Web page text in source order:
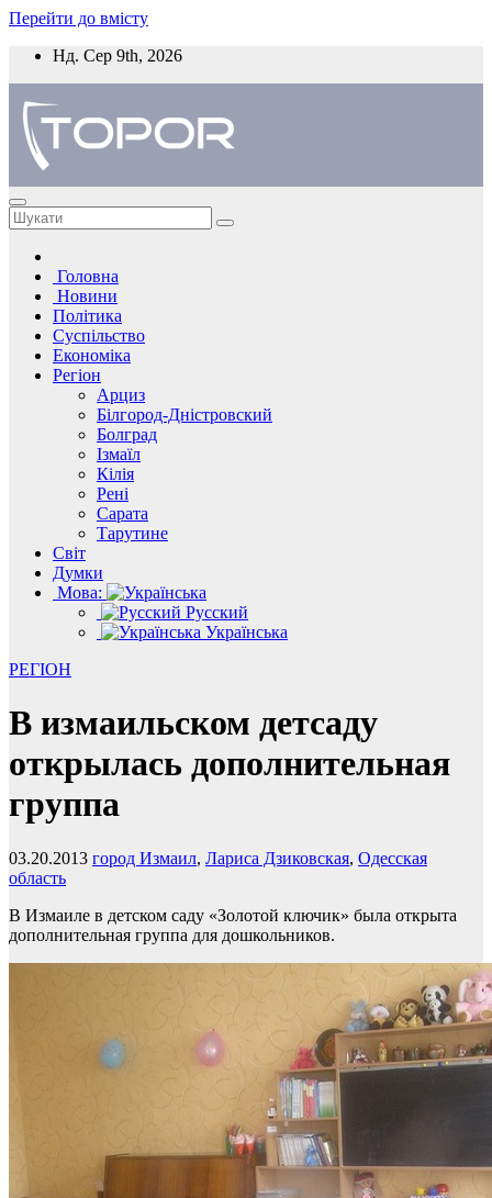
Перейти до вмісту
Нд. Сер 9th, 2026
Головна
Новини
Політика
Суспільство
Економіка
Регіон
Арциз
Білгород-Дністровский
Болград
Ізмаїл
Кілія
Рені
Сарата
Тарутине
Світ
Думки
Мова:
Русский
Українська
РЕГІОН
В измаильском детсаду
открылась дополнительная
группа
03.20.2013 город Измаил, Лариса Дзиковская, Одесская
область
В Измаиле в детском саду «Золотой ключик» была открыта
дополнительная группа для дошкольников.